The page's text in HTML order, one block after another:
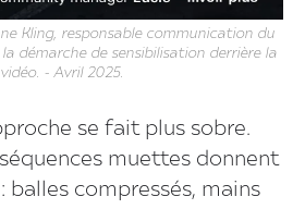
Kling, responsable communication du
la démarche de sensibilisation derrière la
vidéo. - Avril 2025.
se fait plus sobre.
muettes donnent
balles compressés, mains